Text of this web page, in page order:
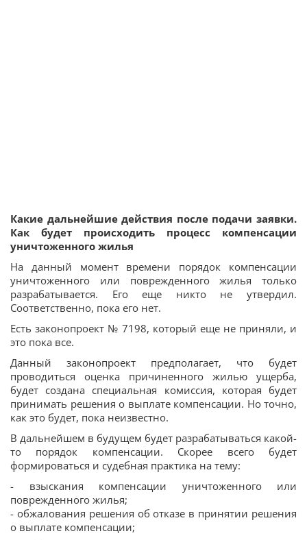
Какие дальнейшие действия после подачи заявки.
Как будет происходить процесс компенсации
уничтоженного жилья
На данный момент времени порядок компенсации
уничтоженного или поврежденного жилья только
разрабатывается. Его еще никто не утвердил.
Соответственно, пока его нет.
Есть законопроект № 7198, который еще не приняли, и
это пока все.
Данный законопроект предполагает, что будет
проводиться оценка причиненного жилью ущерба,
будет создана специальная комиссия, которая будет
принимать решения о выплате компенсации. Но точно,
как это будет, пока неизвестно.
В дальнейшем в будущем будет разрабатываться какой-
то порядок компенсации. Скорее всего будет
формироваться и судебная практика на тему:
- взыскания компенсации уничтоженного или
поврежденного жилья;
- обжалования решения об отказе в принятии решения
о выплате компенсации;